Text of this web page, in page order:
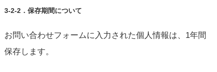
3-2-2．保存期間について
お問い合わせフォームに入力された個人情報は、1年間
保存します。